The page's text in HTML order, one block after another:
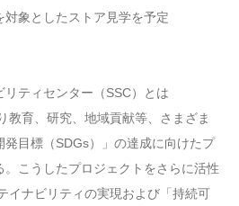
象としたストア見学を予定
ティセンター（SSC）とは
教育、研究、地域貢献等、さまざま
発目標（SDGs）」の達成に向けたプ
。こうしたプロジェクトをさらに活性
イナビリティの実現および「持続可